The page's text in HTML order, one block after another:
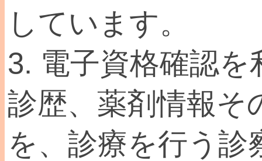
しています。
3. 電子資格確認
診歴、薬剤情報そ
を、診療を行う診